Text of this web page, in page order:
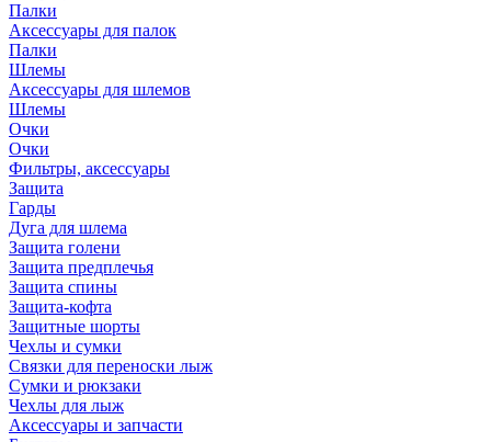
Палки
Аксессуары для палок
Палки
Шлемы
Аксессуары для шлемов
Шлемы
Очки
Очки
Фильтры, аксессуары
Защита
Гарды
Дуга для шлема
Защита голени
Защита предплечья
Защита спины
Защита-кофта
Защитные шорты
Чехлы и сумки
Связки для переноски лыж
Сумки и рюкзаки
Чехлы для лыж
Аксессуары и запчасти